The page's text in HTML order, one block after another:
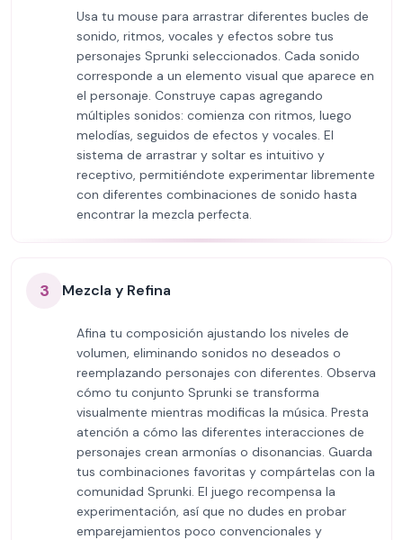
Usa tu mouse para arrastrar diferentes bucles de
sonido, ritmos, vocales y efectos sobre tus
personajes Sprunki seleccionados. Cada sonido
corresponde a un elemento visual que aparece en
el personaje. Construye capas agregando
múltiples sonidos: comienza con ritmos, luego
melodías, seguidos de efectos y vocales. El
sistema de arrastrar y soltar es intuitivo y
receptivo, permitiéndote experimentar libremente
con diferentes combinaciones de sonido hasta
encontrar la mezcla perfecta.
3 Mezcla y Refina
Afina tu composición ajustando los niveles de
volumen, eliminando sonidos no deseados o
reemplazando personajes con diferentes. Observa
cómo tu conjunto Sprunki se transforma
visualmente mientras modificas la música. Presta
atención a cómo las diferentes interacciones de
personajes crean armonías o disonancias. Guarda
tus combinaciones favoritas y compártelas con la
comunidad Sprunki. El juego recompensa la
experimentación, así que no dudes en probar
emparejamientos poco convencionales y